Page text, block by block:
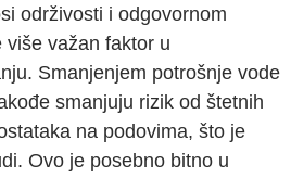
održivosti i odgovornom
više važan faktor u
Smanjenjem potrošnje vode
smanjuju rizik od štetnih
na podovima, što je
Ovo je posebno bitno u